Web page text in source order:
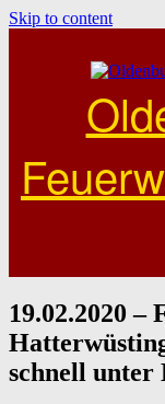
Skip to content
19.02.2020 –
schnell